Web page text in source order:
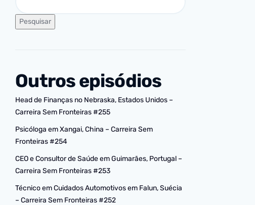
Pesquisar
Outros episódios
Head de Finanças no Nebraska, Estados Unidos –
Carreira Sem Fronteiras #255
Psicóloga em Xangai, China – Carreira Sem
Fronteiras #254
CEO e Consultor de Saúde em Guimarães, Portugal –
Carreira Sem Fronteiras #253
Técnico em Cuidados Automotivos em Falun, Suécia
– Carreira Sem Fronteiras #252